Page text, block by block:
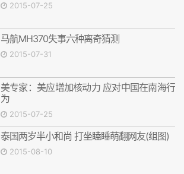
2015-07-25
马航MH370失事六种离奇猜测
2015-07-31
美专家：美应增加核动力 应对中国在南海行
为
2015-07-25
泰国两岁半小和尚 打坐瞌睡萌翻网友(组图)
2015-08-10